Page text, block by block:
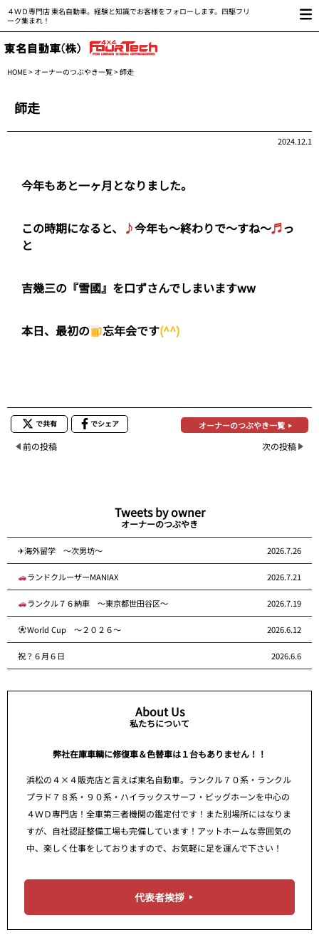
４ＷＤ専門店 東名自動車。経験と知識でお客様をフォローします。四駆フリ
ーク集まれ！
HOME> オーナーのつぶやき一覧> 師走
師走
2024.12.1
今年もあと一ヶ月となりました。
この時期になると、 ♪今年も～終わりで～すね～♬っ
と
吉幾三の『雪國』を口ずさんでしまいますww
本日、最初の 忘年会です(^^)
で共有 でシェア オーナーのつぶやき一覧
前の投稿 次の投稿
Tweets by owner
オーナーのつぶやき
✈海外留学 ～次男坊～ 2026.7.26
ランドクルーザーMANIAX 2026.7.21
ランクル７６納車 ～東京都世田谷区～ 2026.7.19
World Cup ～２０２６～ 2026.6.12
祝？６月６日 2026.6.6
About Us
私たちについて
弊社在庫車輌に修復車＆色替車は１台もありません！！
浜松の４×４販売店と言えば東名自動車。ランクル７０系・ランクル
プラド７８系・９０系・ハイラックスサーフ・ビッグホーンを中心の
４ＷＤ専門店！全車第三者機関の鑑定付です！また別場所にはなりま
すが、自社認証整備工場も完備しています！アットホームな雰囲気の
中、楽しく仕事をしておりますので、お気軽に足を運んで下さい！
代表者挨拶